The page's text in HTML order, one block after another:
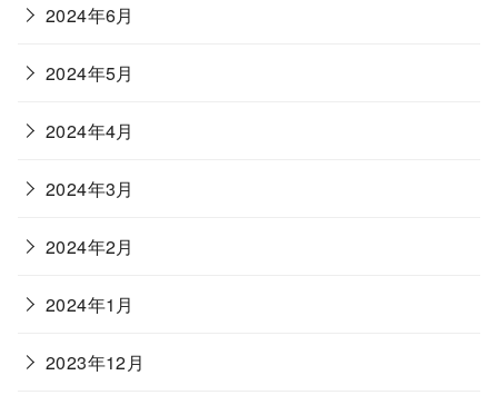
2024年6月
2024年5月
2024年4月
2024年3月
2024年2月
2024年1月
2023年12月